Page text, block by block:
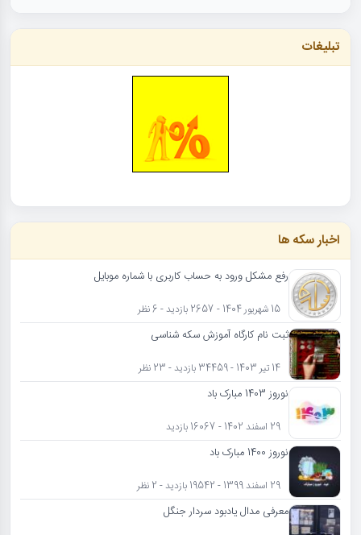
تبلیغات
اخبار سکه ها
رفع مشکل ورود به حساب کاربری با شماره موبایل
15 شهریور 1404 - 2657 بازدید - 6 نظر
ثبت نام کارگاه آموزش سکه شناسی
14 تیر 1403 - 34459 بازدید - 23 نظر
نوروز 1403 مبارک باد
29 اسفند 1402 - 16067 بازدید
نوروز 1400 مبارک باد
29 اسفند 1399 - 19542 بازدید - 2 نظر
معرفی مدال یادبود سردار جنگل